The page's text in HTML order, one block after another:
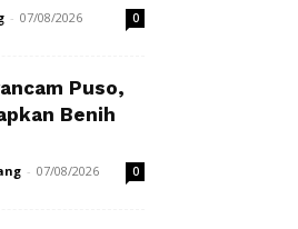
- 07/08/2026 0
Puso,
Benih
- 07/08/2026 0